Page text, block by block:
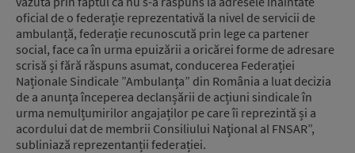
oficial de o federație reprezentativă la nivel de servicii de
ambulanță, federație recunoscută prin lege ca partener
social, face ca în urma epuizării a oricărei forme de adresare
scrisă și fără răspuns asumat, conducerea Federației
Naționale Sindicale ”Ambulanța” din România a luat decizia
de a anunța începerea declanșării de acțiuni sindicale în
urma nemulțumirilor angajaților pe care îi reprezintă și a
acordului dat de membrii Consiliului Naţional al FNSAR”,
subliniază reprezentanții federației.